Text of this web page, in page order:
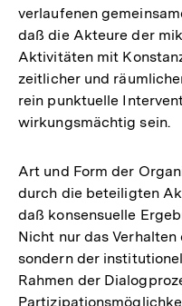
verlaufenen
daß die Akteure der
Aktivitäten mit
zeitlicher und
rein punktuelle
wirkungsmächtig sein.
Art und Form der
durch die beteiligten
daß konsensuelle
Nicht nur das
sondern der
Rahmen der